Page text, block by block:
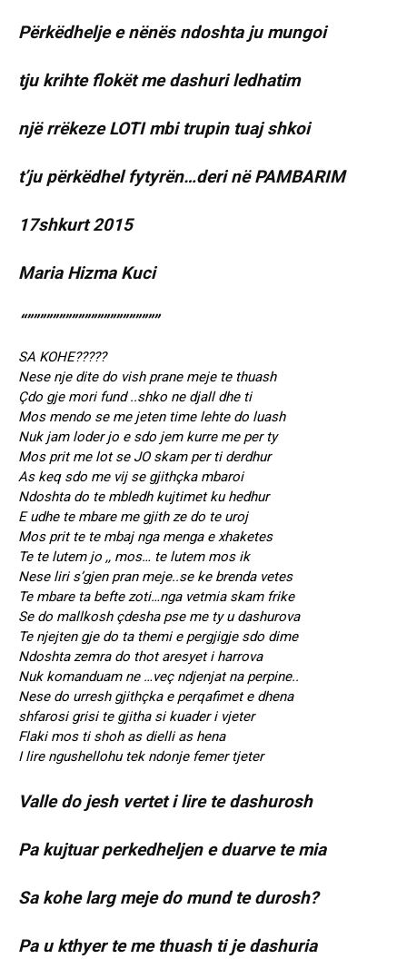
Përkëdhelje e nënës ndoshta ju mungoi
tju krihte flokët me dashuri ledhatim
një rrëkeze LOTI mbi trupin tuaj shkoi
t’ju përkëdhel fytyrën…deri në PAMBARIM
17shkurt 2015
Maria Hizma Kuci
“”””””””””””””””””””””
SA KOHE?????
Nese nje dite do vish prane meje te thuash
Çdo gje mori fund ..shko ne djall dhe ti
Mos mendo se me jeten time lehte do luash
Nuk jam loder jo e sdo jem kurre me per ty
Mos prit me lot se JO skam per ti derdhur
As keq sdo me vij se gjithçka mbaroi
Ndoshta do te mbledh kujtimet ku hedhur
E udhe te mbare me gjith ze do te uroj
Mos prit te te mbaj nga menga e xhaketes
Te te lutem jo ,, mos… te lutem mos ik
Nese liri s’gjen pran meje..se ke brenda vetes
Te mbare ta befte zoti…nga vetmia skam frike
Se do mallkosh çdesha pse me ty u dashurova
Te njejten gje do ta themi e pergjigje sdo dime
Ndoshta zemra do thot aresyet i harrova
Nuk komanduam ne …veç ndjenjat na perpine..
Nese do urresh gjithçka e perqafimet e dhena
shfarosi grisi te gjitha si kuader i vjeter
Flaki mos ti shoh as dielli as hena
I lire ngushellohu tek ndonje femer tjeter
Valle do jesh vertet i lire te dashurosh
Pa kujtuar perkedheljen e duarve te mia
Sa kohe larg meje do mund te durosh?
Pa u kthyer te me thuash ti je dashuria